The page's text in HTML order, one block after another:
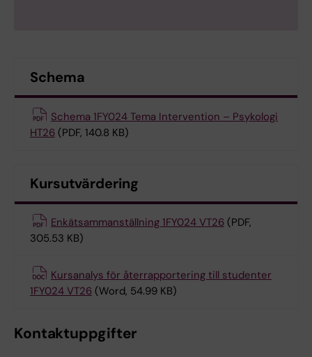
Schema
Schema 1FY024 Tema Intervention – Psykologi
HT26 (PDF, 140.8 KB)
Kursutvärdering
Enkätsammanställning 1FY024 VT26 (PDF,
305.53 KB)
Kursanalys för återrapportering till studenter
1FY024 VT26 (Word, 54.99 KB)
Kontaktuppgifter